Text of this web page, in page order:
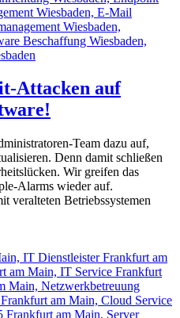
Attacken auf
Team dazu auf,
Denn damit schließen
Wir greifen das
Alarms wieder auf.
veralteten Betriebssystemen